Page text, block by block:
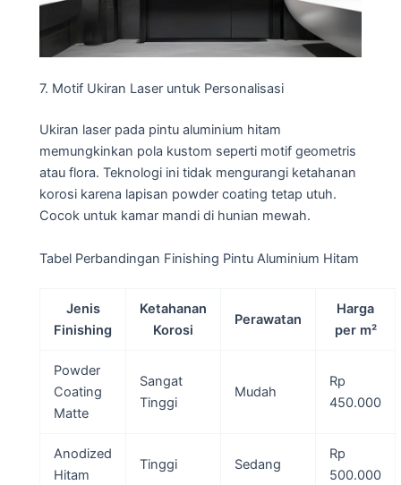
7. Motif Ukiran Laser untuk Personalisasi
Ukiran laser pada pintu aluminium hitam
memungkinkan pola kustom seperti motif geometris
atau flora. Teknologi ini tidak mengurangi ketahanan
korosi karena lapisan powder coating tetap utuh.
Cocok untuk kamar mandi di hunian mewah.
Tabel Perbandingan Finishing Pintu Aluminium Hitam
Jenis
Finishing
Ketahanan
Korosi
Perawatan
Harga
per m²
Powder
Coating
Matte
Sangat
Tinggi
Mudah
Rp
450.000
Anodized
Hitam
Tinggi Sedang
Rp
500.000